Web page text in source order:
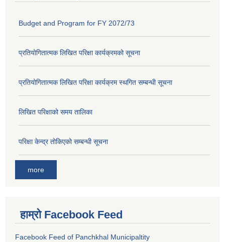
Budget and Program for FY 2072/73
प्रतियोगितात्मक लिखित परिक्षा कार्यक्रमको सूचना
प्रतियोगितात्मक लिखित परिक्षा कार्यक्रम स्थगित सम्बन्धी सूचना
लिखित परिक्षाको समय तालिका
परिक्षा केन्द्र तोकिएको सम्बन्धी सूचना
more
हाम्रो Facebook Feed
Facebook Feed of Panchkhal Municipaltity